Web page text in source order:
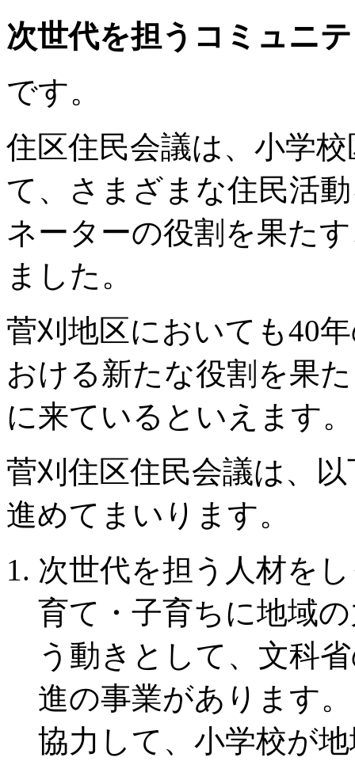
次世代を担うコミュニ
です。
住区住民会議は、小学
て、さまざまな住民活
ネーターの役割を果た
ました。
菅刈地区においても40
おける新たな役割を果
に来ているといえます。
菅刈住区住民会議は、
進めてまいります。
次世代を担う人材を
育て・子育ちに地域
う動きとして、文科
進の事業があります
協力して、小学校が